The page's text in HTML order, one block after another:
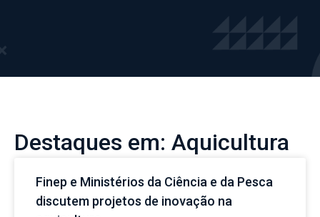
Destaques em: Aquicultura
Finep e Ministérios da Ciência e da Pesca
discutem projetos de inovação na